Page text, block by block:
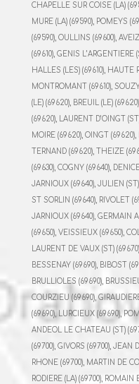
CHAPELLE SUR COISE (LA)
MURE (LA) (69590), POMEYS
(69590), OULLINS (69600),
(69610), GENIS L’ARGENTIERE
HALLES (LES) (69610), HAUTE
MONTROMANT (69610),
(LE) (69620), BREUIL (LE)
(69620), LAURENT D’OINGT
MOIRE (69620), OINGT (69620),
TERNAND (69620), THEIZE
(69630), COGNY (69640),
JARNIOUX (69640), JULIEN (ST)
ST SORLIN (69640), RIVOLET
JARNIOUX (69640), GERMAIN
(69650), VEISSIEUX (69650),
LAURENT DE VAUX (ST)
BESSENAY (69690), BIBOST
BRULLIOLES (69690),
COURZIEU (69690),
(69690), LURCIEUX (69690),
ANDEOL LE CHATEAU (ST)
(69700), GIVORS (69700), JEAN
RHONE (69700), MARTIN DE
RODIERE (LA) (69700), ROMAIN